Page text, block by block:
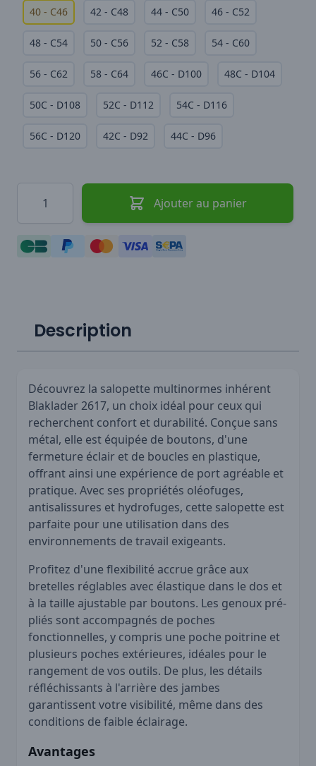
40 - C46 42 - C48 44 - C50 46 - C52
48 - C54 50 - C56 52 - C58 54 - C60
56 - C62 58 - C64 46C - D100 48C - D104
50C - D108 52C - D112 54C - D116
56C - D120 42C - D92 44C - D96
Ajouter au panier
Description
Découvrez la salopette multinormes inhérent
Blaklader 2617, un choix idéal pour ceux qui
recherchent confort et durabilité. Conçue sans
métal, elle est équipée de boutons, d'une
fermeture éclair et de boucles en plastique,
offrant ainsi une expérience de port agréable et
pratique. Avec ses propriétés oléofuges,
antisalissures et hydrofuges, cette salopette est
parfaite pour une utilisation dans des
environnements de travail exigeants.
Profitez d'une flexibilité accrue grâce aux
bretelles réglables avec élastique dans le dos et
à la taille ajustable par boutons. Les genoux pré-
pliés sont accompagnés de poches
fonctionnelles, y compris une poche poitrine et
plusieurs poches extérieures, idéales pour le
rangement de vos outils. De plus, les détails
réfléchissants à l'arrière des jambes
garantissent votre visibilité, même dans des
conditions de faible éclairage.
Avantages